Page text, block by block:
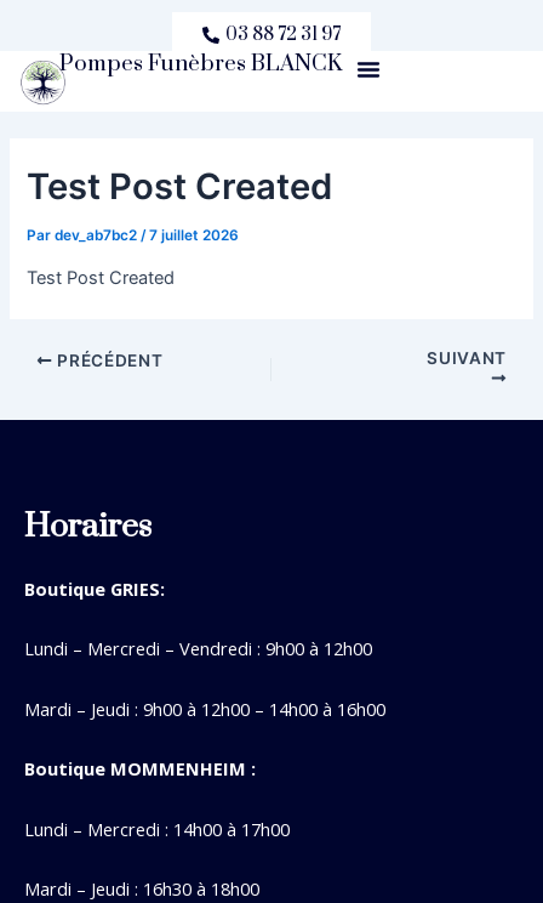
contenu
03 88 72 31 97
Pompes Funèbres BLANCK Menu
Test Post Created
Pardev_ab7bc2 /7 juillet 2026
Test Post Created
articles
PRÉCÉDENT SUIVANT
Horaires
Boutique GRIES:
Lundi – Mercredi – Vendredi : 9h00 à 12h00
Mardi – Jeudi : 9h00 à 12h00 – 14h00 à 16h00
Boutique MOMMENHEIM :
Lundi – Mercredi : 14h00 à 17h00
Mardi – Jeudi : 16h30 à 18h00